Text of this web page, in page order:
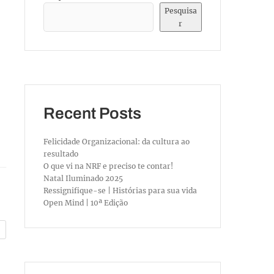
Pesquisa
r
Recent Posts
Felicidade Organizacional: da cultura ao
resultado
O que vi na NRF e preciso te contar!
Natal Iluminado 2025
Ressignifique-se | Histórias para sua vida
Open Mind | 10ª Edição